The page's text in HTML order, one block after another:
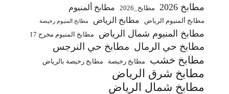
مطابخ 2026 مطابخ_2026 مطابخ ألمنيوم
مطابخ ألمنيوم الرياض مطابخ الرياض مطابخ المنيوم رخيصة
مطابخ المنيوم شمال الرياض مطابخ المنيوم مخرج 17
مطابخ حي الرمال مطابخ حي النرجس
مطابخ خشب مطابخ رخيصة مطابخ رخيصة بالرياض
مطابخ شرق الرياض
مطابخ شمال الرياض